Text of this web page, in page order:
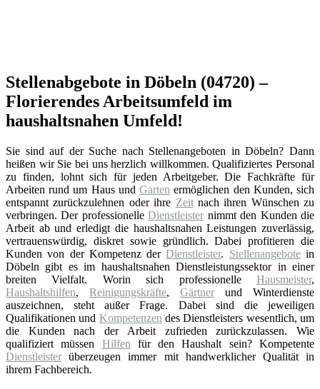
Stellenabgebote in Döbeln (04720) –
Florierendes Arbeitsumfeld im
haushaltsnahen Umfeld!
Sie sind auf der Suche nach Stellenangeboten in Döbeln? Dann
heißen wir Sie bei uns herzlich willkommen. Qualifiziertes Personal
zu finden, lohnt sich für jeden Arbeitgeber. Die Fachkräfte für
Arbeiten rund um Haus undGarten ermöglichen den Kunden, sich
entspannt zurückzulehnen oder ihre Zeitnach ihren Wünschen zu
verbringen. Der professionelleDienstleister nimmt den Kunden die
Arbeit ab und erledigt die haushaltsnahen Leistungen zuverlässig,
vertrauenswürdig, diskret sowie gründlich. Dabei profitieren die
Kunden von der Kompetenz derDienstleister. Stellenangebotein
Döbeln gibt es im haushaltsnahen Dienstleistungssektor in einer
breiten Vielfalt. Worin sich professionelle Hausmeister,
Haushaltshilfen, Reinigungskräfte, Gärtner und Winterdienste
auszeichnen, steht außer Frage. Dabei sind die jeweiligen
Qualifikationen und Kompetenzen des Dienstleisters wesentlich, um
die Kunden nach der Arbeit zufrieden zurückzulassen. Wie
qualifiziert müssen Hilfen für den Haushalt sein? Kompetente
Dienstleister überzeugen immer mit handwerklicher Qualität in
ihrem Fachbereich.